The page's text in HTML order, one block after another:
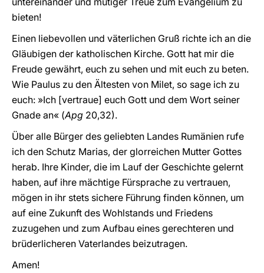
bieten!
Einen liebevollen und väterlichen Gruß richte ich an die
Gläubigen der katholischen Kirche. Gott hat mir die
Freude gewährt, euch zu sehen und mit euch zu beten.
Wie Paulus zu den Ältesten von Milet, so sage ich zu
euch: »Ich [vertraue] euch Gott und dem Wort seiner
Gnade an« (Apg 20,32).
Über alle Bürger des geliebten Landes Rumänien rufe
ich den Schutz Marias, der glorreichen Mutter Gottes
herab. Ihre Kinder, die im Lauf der Geschichte gelernt
haben, auf ihre mächtige Fürsprache zu vertrauen,
mögen in ihr stets sichere Führung finden können, um
auf eine Zukunft des Wohlstands und Friedens
zuzugehen und zum Aufbau eines gerechteren und
brüderlicheren Vaterlandes beizutragen.
Amen!